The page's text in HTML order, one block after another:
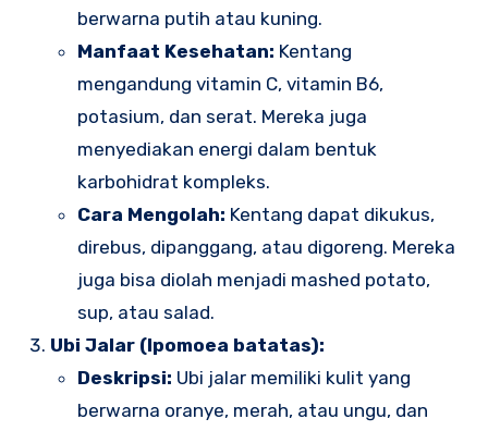
berwarna putih atau kuning.
Manfaat Kesehatan: Kentang
mengandung vitamin C, vitamin B6,
potasium, dan serat. Mereka juga
menyediakan energi dalam bentuk
karbohidrat kompleks.
Cara Mengolah: Kentang dapat dikukus,
direbus, dipanggang, atau digoreng. Mereka
juga bisa diolah menjadi mashed potato,
sup, atau salad.
Ubi Jalar (Ipomoea batatas):
Deskripsi: Ubi jalar memiliki kulit yang
berwarna oranye, merah, atau ungu, dan